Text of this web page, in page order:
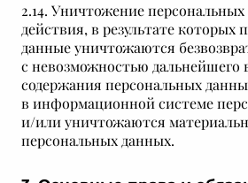
2.14. Уничтожение
действия, в результате которых
данные уничтожаются
с невозможностью дальнейшего
содержания персональных
в информационной системе
и/или уничтожаются
персональных данных.